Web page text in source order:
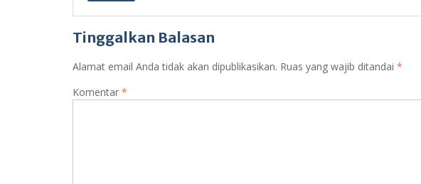
Tinggalkan Balasan
Alamat email Anda tidak akan dipublikasikan. Ruas yang wajib ditandai *
Komentar *